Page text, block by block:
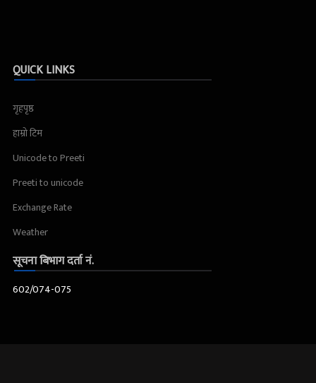
QUICK LINKS
गृहपृष्ठ
हाम्रो टिम
Unicode to Preeti
Preeti to unicode
Exchange Rate
Weather
सूचना बिभाग दर्ता नं.
602/074-075